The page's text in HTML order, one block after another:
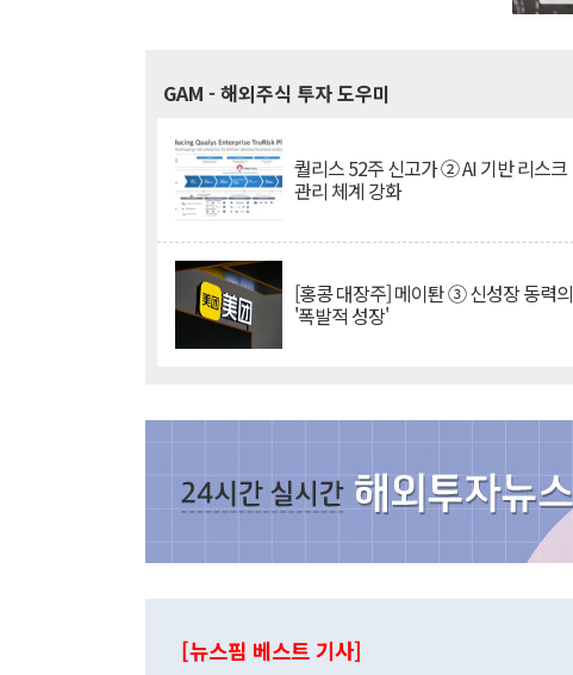
GAM - 해외주식 투자 도우미
퀄리스 52주 신고가 ② AI 기반 리스크
관리 체계 강화
[홍콩 대장주] 메이퇀 ③ 신성장 동력의
'폭발적 성장'
[뉴스핌 베스트 기사]